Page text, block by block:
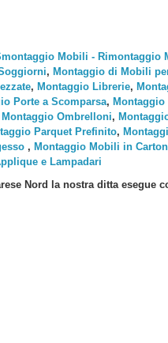
Mobili - Rimontaggio
, Montaggio di Mobili
, Montaggio Librerie,
Porte a Scomparsa,
Montaggio Ombrelloni,
Parquet Prefinito,
, Montaggio Mobili in
e Lampadari
Nord
la nostra ditta esegue